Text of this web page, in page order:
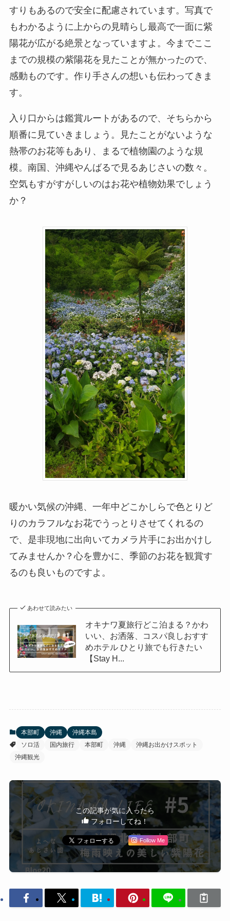
すりもあるので安全に配慮されています。写真で
もわかるように上からの見晴らし最高で一面に紫
陽花が広がる絶景となっていますよ。今までここ
までの規模の紫陽花を見たことが無かったので、
感動ものです。作り手さんの想いも伝わってきま
す。
入り口からは鑑賞ルートがあるので、そちらから
順番に見ていきましょう。見たことがないような
熱帯のお花等もあり、まるで植物園のような規
模。南国、沖縄やんばるで見るあじさいの数々。
空気もすがすがしいのはお花や植物効果でしょう
か？
暖かい気候の沖縄、一年中どこかしらで色とりど
りのカラフルなお花でうっとりさせてくれるの
で、是非現地に出向いてカメラ片手にお出かけし
てみませんか？心を豊かに、季節のお花を観賞す
るのも良いものですよ。
あわせて読みたい
オキナワ夏旅行どこ泊まる？かわ
いい、お洒落、コスパ良しおすす
めホテル ひとり旅でも行きたい
【Stay H...
本部町 沖縄
沖縄本島
ソロ活
国内旅行 本部町 沖縄
沖縄お出かけスポット
沖縄観光
この記事が気に入ったら
フォローしてね！
Follow Me